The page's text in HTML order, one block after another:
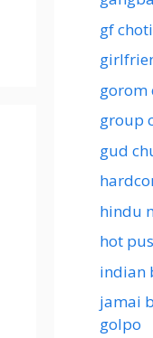
gf
gorom
group
gud
hindu
hot
indian
jamai
golpo